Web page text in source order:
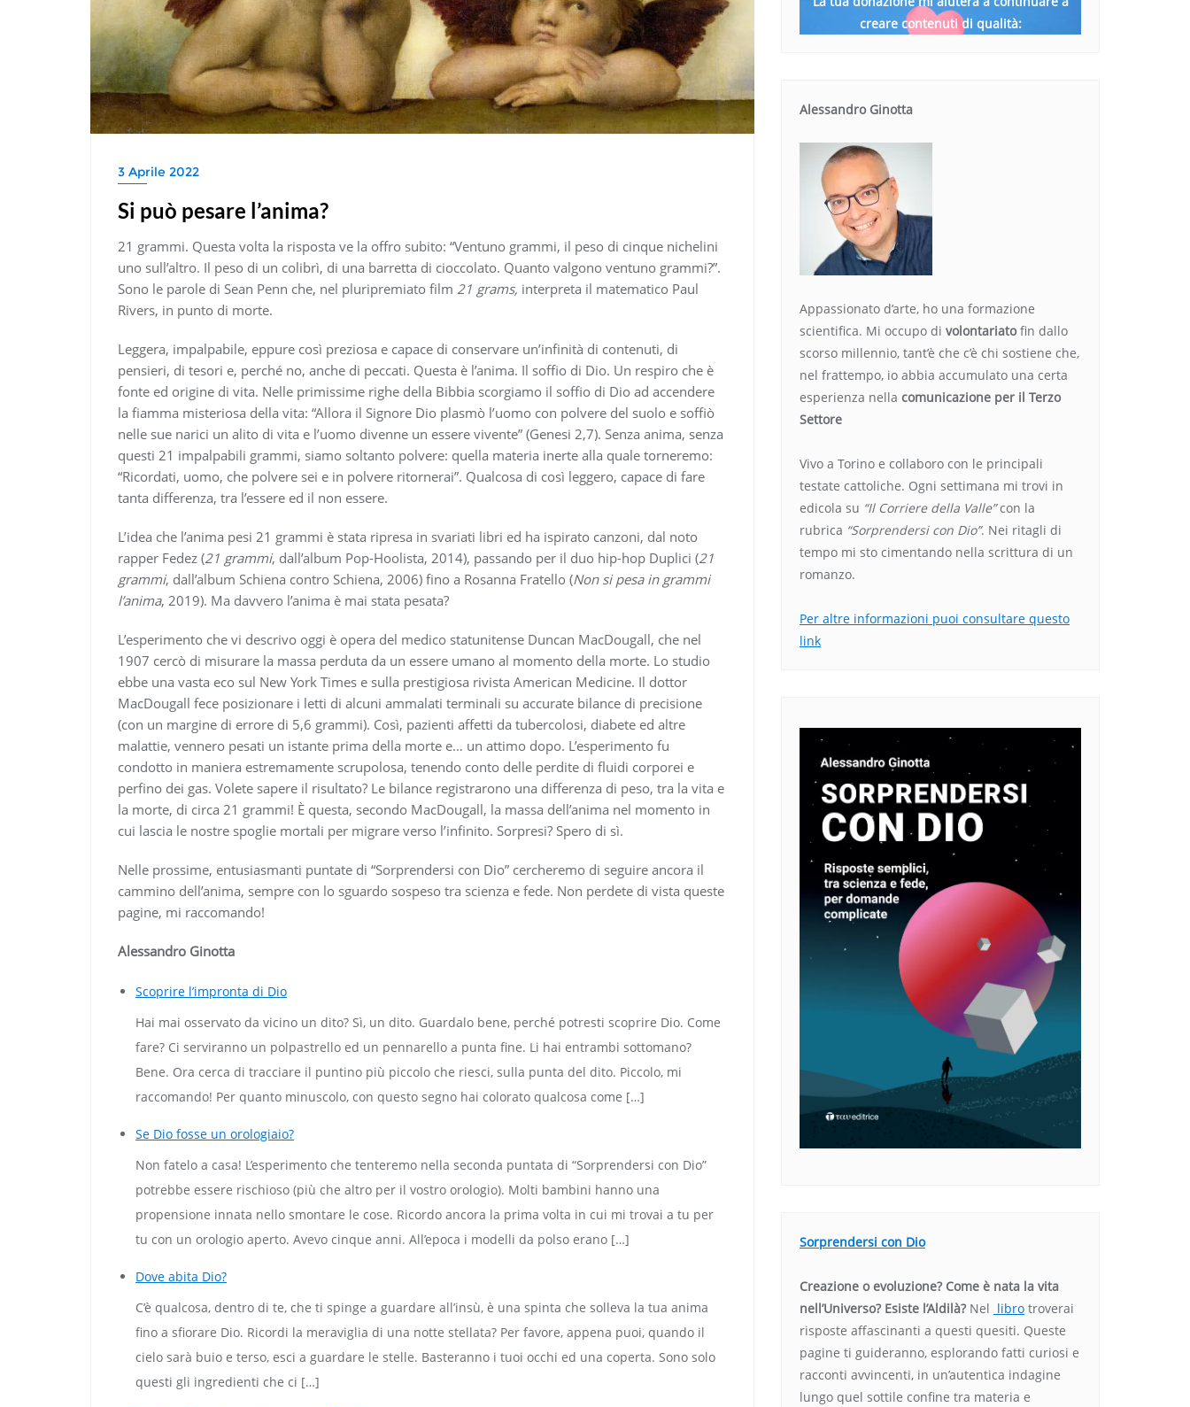
3 Aprile 2022
Si può pesare l’anima?
21 grammi. Questa volta la risposta ve la offro subito: “Ventuno grammi, il peso di cinque nichelini
uno sull’altro. Il peso di un colibrì, di una barretta di cioccolato. Quanto valgono ventuno grammi?”.
Sono le parole di Sean Penn che, nel pluripremiato film 21 grams, interpreta il matematico Paul
Rivers, in punto di morte.
Leggera, impalpabile, eppure così preziosa e capace di conservare un’infinità di contenuti, di
pensieri, di tesori e, perché no, anche di peccati. Questa è l’anima. Il soffio di Dio. Un respiro che è
fonte ed origine di vita. Nelle primissime righe della Bibbia scorgiamo il soffio di Dio ad accendere
la fiamma misteriosa della vita: “Allora il Signore Dio plasmò l’uomo con polvere del suolo e soffiò
nelle sue narici un alito di vita e l’uomo divenne un essere vivente” (Genesi 2,7). Senza anima, senza
questi 21 impalpabili grammi, siamo soltanto polvere: quella materia inerte alla quale torneremo:
“Ricordati, uomo, che polvere sei e in polvere ritornerai”. Qualcosa di così leggero, capace di fare
tanta differenza, tra l’essere ed il non essere.
L’idea che l’anima pesi 21 grammi è stata ripresa in svariati libri ed ha ispirato canzoni, dal noto
rapper Fedez (21 grammi, dall’album Pop-Hoolista, 2014), passando per il duo hip-hop Duplici (21
grammi, dall’album Schiena contro Schiena, 2006) fino a Rosanna Fratello (Non si pesa in grammi
l’anima, 2019). Ma davvero l’anima è mai stata pesata?
L’esperimento che vi descrivo oggi è opera del medico statunitense Duncan MacDougall, che nel
1907 cercò di misurare la massa perduta da un essere umano al momento della morte. Lo studio
ebbe una vasta eco sul New York Times e sulla prestigiosa rivista American Medicine. Il dottor
MacDougall fece posizionare i letti di alcuni ammalati terminali su accurate bilance di precisione
(con un margine di errore di 5,6 grammi). Così, pazienti affetti da tubercolosi, diabete ed altre
malattie, vennero pesati un istante prima della morte e… un attimo dopo. L’esperimento fu
condotto in maniera estremamente scrupolosa, tenendo conto delle perdite di fluidi corporei e
perfino dei gas. Volete sapere il risultato? Le bilance registrarono una differenza di peso, tra la vita e
la morte, di circa 21 grammi! È questa, secondo MacDougall, la massa dell’anima nel momento in
cui lascia le nostre spoglie mortali per migrare verso l’infinito. Sorpresi? Spero di sì.
Nelle prossime, entusiasmanti puntate di “Sorprendersi con Dio” cercheremo di seguire ancora il
cammino dell’anima, sempre con lo sguardo sospeso tra scienza e fede. Non perdete di vista queste
pagine, mi raccomando!
Alessandro Ginotta
Scoprire l’impronta di Dio
Hai mai osservato da vicino un dito? Sì, un dito. Guardalo bene, perché potresti scoprire Dio. Come
fare? Ci serviranno un polpastrello ed un pennarello a punta fine. Li hai entrambi sottomano?
Bene. Ora cerca di tracciare il puntino più piccolo che riesci, sulla punta del dito. Piccolo, mi
raccomando! Per quanto minuscolo, con questo segno hai colorato qualcosa come […]
Se Dio fosse un orologiaio?
Non fatelo a casa! L’esperimento che tenteremo nella seconda puntata di “Sorprendersi con Dio”
potrebbe essere rischioso (più che altro per il vostro orologio). Molti bambini hanno una
propensione innata nello smontare le cose. Ricordo ancora la prima volta in cui mi trovai a tu per
tu con un orologio aperto. Avevo cinque anni. All’epoca i modelli da polso erano […]
Dove abita Dio?
C’è qualcosa, dentro di te, che ti spinge a guardare all’insù, è una spinta che solleva la tua anima
fino a sfiorare Dio. Ricordi la meraviglia di una notte stellata? Per favore, appena puoi, quando il
cielo sarà buio e terso, esci a guardare le stelle. Basteranno i tuoi occhi ed una coperta. Sono solo
questi gli ingredienti che ci […]
creare contenuti di qualità:
Alessandro Ginotta
Appassionato d’arte, ho una formazione
scientifica. Mi occupo di volontariatofin dallo
scorso millennio, tant’è che c’è chi sostiene che,
nel frattempo, io abbia accumulato una certa
esperienza nella comunicazione per il Terzo
Settore
Vivo a Torino e collaboro con le principali
testate cattoliche. Ogni settimana mi trovi in
edicola su “Il Corriere della Valle”con la
rubrica “Sorprendersi con Dio”. Nei ritagli di
tempo mi sto cimentando nella scrittura di un
romanzo.
Per altre informazioni puoi consultare questo
link
Sorprendersi con Dio
Creazione o evoluzione? Come è nata la vita
nell’Universo? Esiste l’Aldilà? Nel libro troverai
risposte affascinanti a questi quesiti. Queste
pagine ti guideranno, esplorando fatti curiosi e
racconti avvincenti, in un’autentica indagine
lungo quel sottile confine tra materia e